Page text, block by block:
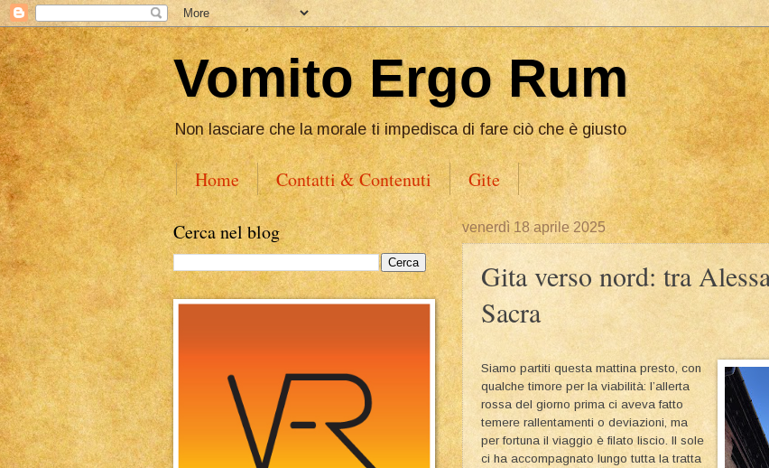
Vomito Ergo Rum
Non lasciare che la morale ti impedisca di fare ciò che è giusto
Home Contatti & Contenuti Gite
venerdì 18 aprile 2025
Gita verso nord: tra
Sacra
Siamo partiti questa mattina presto, con
qualche timore per la viabilità: l’allerta
rossa del giorno prima ci aveva fatto
temere rallentamenti o deviazioni, ma
per fortuna il viaggio è filato liscio. Il sole
ci ha accompagnato lungo tutta la tratta
Cerca nel blog